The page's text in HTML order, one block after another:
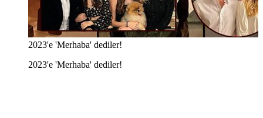
2023'e 'Merhaba' dediler!
2023'e 'Merhaba' dediler!